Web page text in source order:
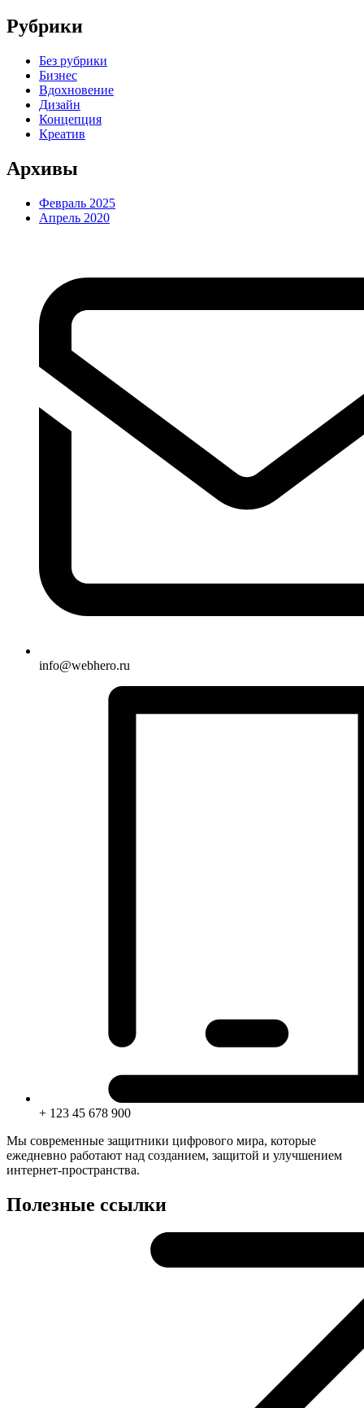
Рубрики
Без рубрики
Бизнес
Вдохновение
Дизайн
Концепция
Креатив
Архивы
Февраль 2025
Апрель 2020
info@webhero.ru
+ 123 45 678 900
Мы современные защитники цифрового мира, которые
ежедневно работают над созданием, защитой и улучшением
интернет-пространства.
Полезные ссылки